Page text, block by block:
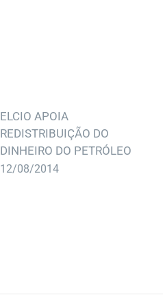
ELCIO APOIA
REDISTRIBUIÇÃO DO
DINHEIRO DO PETRÓLEO
12/08/2014